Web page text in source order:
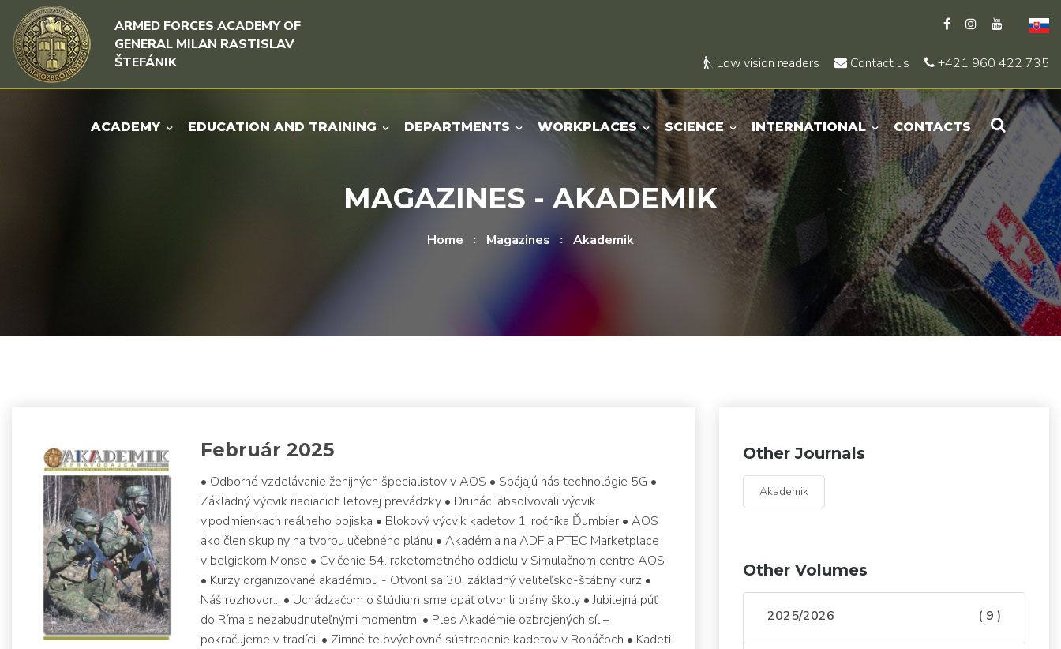
Skip to content
Skip to menu
ARMED FORCES ACADEMY OF
GENERAL MILAN RASTISLAV
ŠTEFÁNIK
Low vision readers Contact us +421 960 422 735
ACADEMY EDUCATION AND TRAINING DEPARTMENTS WORKPLACES SCIENCE INTERNATIONAL CONTACTS
MAGAZINES - AKADEMIK
Home Magazines Akademik
Február 2025
• Odborné vzdelávanie ženijných špecialistov v AOS • Spájajú nás technológie 5G •
Základný výcvik riadiacich letovej prevádzky • Druháci absolvovali výcvik
v podmienkach reálneho bojiska • Blokový výcvik kadetov 1. ročníka Ďumbier • AOS
ako člen skupiny na tvorbu učebného plánu • Akadémia na ADF a PTEC Marketplace
v belgickom Monse • Cvičenie 54. raketometného oddielu v Simulačnom centre AOS
• Kurzy organizované akadémiou - Otvoril sa 30. základný veliteľsko-štábny kurz •
Náš rozhovor... • Uchádzačom o štúdium sme opäť otvorili brány školy • Jubilejná púť
do Ríma s nezabudnuteľnými momentmi • Ples Akadémie ozbrojených síl –
pokračujeme v tradícii • Zimné telovýchovné sústredenie kadetov v Roháčoch • Kadeti
Other Journals
Akademik
Other Volumes
2025/2026 ( 9 )